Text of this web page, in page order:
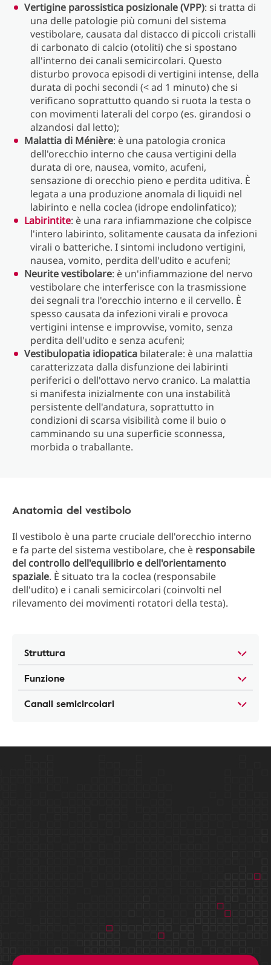
Vertigine parossistica posizionale (VPP): si tratta di
una delle patologie più comuni del sistema
vestibolare, causata dal distacco di piccoli cristalli
di carbonato di calcio (otoliti) che si spostano
all'interno dei canali semicircolari. Questo
disturbo provoca episodi di vertigini intense, della
durata di pochi secondi (< ad 1 minuto) che si
verificano soprattutto quando si ruota la testa o
con movimenti laterali del corpo (es. girandosi o
alzandosi dal letto);
Malattia di Ménière: è una patologia cronica
dell'orecchio interno che causa vertigini della
durata di ore, nausea, vomito, acufeni,
sensazione di orecchio pieno e perdita uditiva. È
legata a una produzione anomala di liquidi nel
labirinto e nella coclea (idrope endolinfatico);
Labirintite: è una rara infiammazione che colpisce
l'intero labirinto, solitamente causata da infezioni
virali o batteriche. I sintomi includono vertigini,
nausea, vomito, perdita dell'udito e acufeni;
Neurite vestibolare: è un'infiammazione del nervo
vestibolare che interferisce con la trasmissione
dei segnali tra l'orecchio interno e il cervello. È
spesso causata da infezioni virali e provoca
vertigini intense e improvvise, vomito, senza
perdita dell'udito e senza acufeni;
Vestibulopatia idiopatica bilaterale: è una malattia
caratterizzata dalla disfunzione dei labirinti
periferici o dell'ottavo nervo cranico. La malattia
si manifesta inizialmente con una instabilità
persistente dell'andatura, soprattutto in
condizioni di scarsa visibilità come il buio o
camminando su una superficie sconnessa,
morbida o traballante.
Anatomia del vestibolo
Il vestibolo è una parte cruciale dell'orecchio interno
e fa parte del sistema vestibolare, che è responsabile
del controllo dell'equilibrio e dell'orientamento
spaziale. È situato tra la coclea (responsabile
dell'udito) e i canali semicircolari (coinvolti nel
rilevamento dei movimenti rotatori della testa).
Struttura
Funzione
Canali semicircolari